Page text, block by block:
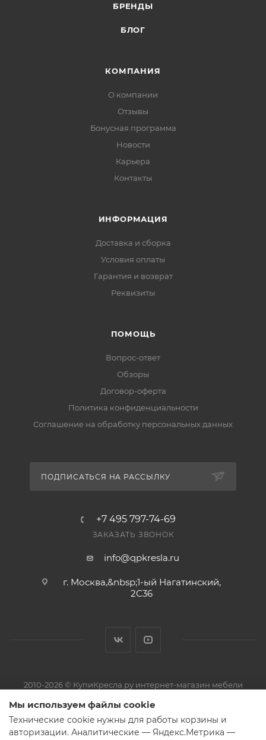
БРЕНДЫ
БЛОГ
КОМПАНИЯ
О компании
Отзывы
Бонусная программа
Новости
Карьера
Контакты
ИНФОРМАЦИЯ
Доставка и сборка
Условия оплаты
Гарантия и возврат
Реквизиты
ПОМОЩЬ
Вопрос-ответ
Обзоры
Договор-оферта
Политика конфиденциальности
Соглашение на обработку персональных данных
ПОДПИСАТЬСЯ НА РАССЫЛКУ
+7 495 797-74-69
ЗАКАЗАТЬ ЗВОНОК
info@qpkresla.ru
г. Москва,&nbsp;1-ый Нагатинский,
2C36
2010-2026 © КупиКресла.ру интернет-магазин мебели
ИП Пирожков Кирилл Сергеевич · ОГРНИП 313774626800150 ·
ИНН 774319727521
Претензии и обращения — на электронную почту магазина или
через форму обратной связи.
Мы используем файлы cookie
Технические cookie нужны для работы корзины и
авторизации. Аналитические — Яндекс.Метрика —